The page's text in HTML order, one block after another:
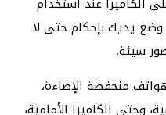
وضع يديك بإحكام حتى لا
سيئة.
منخفضة الإضاءة،
وحتى الكاميرا الأمامية،